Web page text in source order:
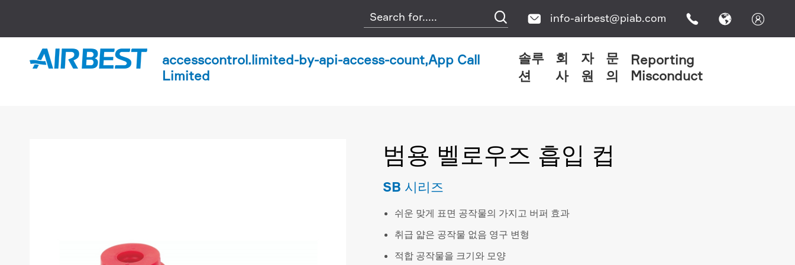
  info-airbest@piab.com   
accesscontrol.limited-by-api-access-count,App Call
Limited
솔루
션
회
사
자
원
문
의
Reporting
Misconduct
범용 벨로우즈 흡입 컵
SB 시리즈
쉬운 맞게 표면 공작물의 가지고 버퍼 효과
취급 얇은 공작물 없음 영구 변형
적합 공작물을 크기와 모양